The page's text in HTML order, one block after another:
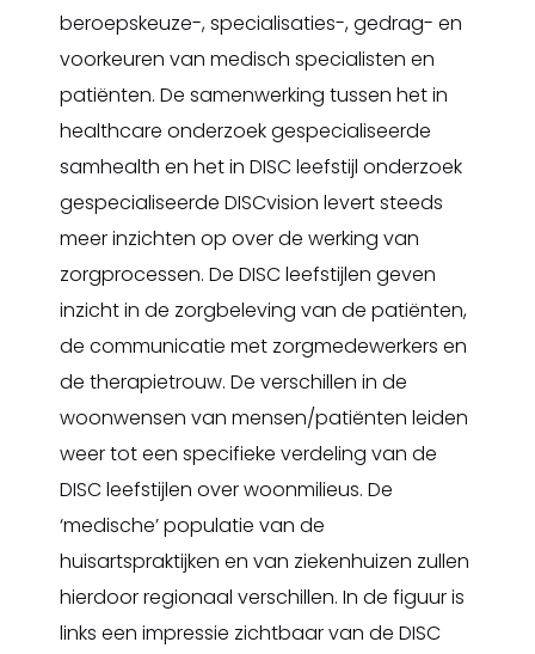
beroepskeuze-, specialisaties-, gedrag- en
voorkeuren van medisch specialisten en
patiënten. De samenwerking tussen het in
healthcare onderzoek gespecialiseerde
samhealth en het in DISC leefstijl onderzoek
gespecialiseerde DISCvision levert steeds
meer inzichten op over de werking van
zorgprocessen. De DISC leefstijlen geven
inzicht in de zorgbeleving van de patiënten,
de communicatie met zorgmedewerkers en
de therapietrouw. De verschillen in de
woonwensen van mensen/patiënten leiden
weer tot een specifieke verdeling van de
DISC leefstijlen over woonmilieus. De
‘medische’ populatie van de
huisartspraktijken en van ziekenhuizen zullen
hierdoor regionaal verschillen. In de figuur is
links een impressie zichtbaar van de DISC